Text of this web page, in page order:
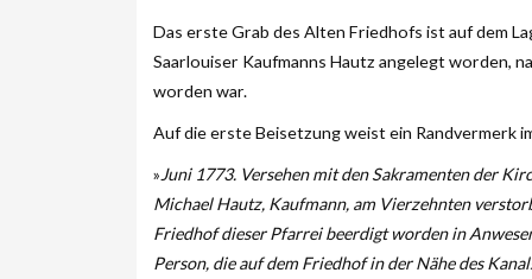
Das erste Grab des Alten Friedhofs ist auf dem
Saarlouiser Kaufmanns Hautz angelegt worden,
worden war.
Auf die erste Beisetzung weist ein Randvermerk
»Juni 1773. Versehen mit den Sakramenten der
Michael Hautz, Kaufmann, am Vierzehnten
Friedhof dieser Pfarrei beerdigt worden in
Person, die auf dem Friedhof in der Nähe des